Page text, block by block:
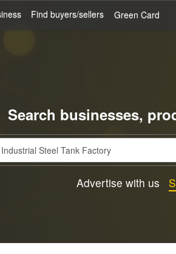
Find buyers/sellers Green Card
Search businesses,
Advertise with us